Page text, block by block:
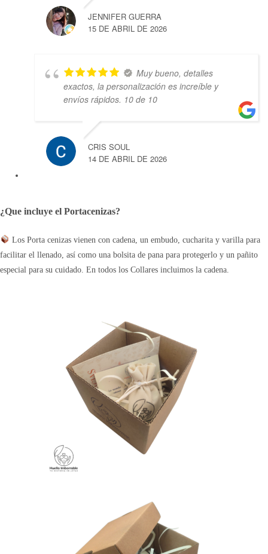
JENNIFER GUERRA
15 DE ABRIL DE 2026
Muy bueno, detalles
exactos, la personalización es increíble y
envíos rápidos. 10 de 10
CRIS SOUL
14 DE ABRIL DE 2026
¿Que incluye el Portacenizas?
Los Porta cenizas vienen con cadena, un embudo, cucharita y varilla para
facilitar el llenado, así como una bolsita de pana para protegerlo y un pañito
especial para su cuidado. En todos los Collares incluimos la cadena.